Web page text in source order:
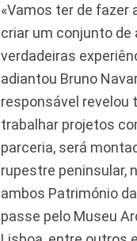
«Vamos ter de fazer
criar um conjunto
verdadeiras
adiantou Bruno
responsável revelou
trabalhar projetos
parceria, será
rupestre peninsular,
ambos Património
passe pelo Museu